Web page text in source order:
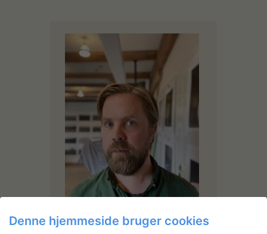
Jakob Hunosøe
Denne hjemmeside bruger cookies